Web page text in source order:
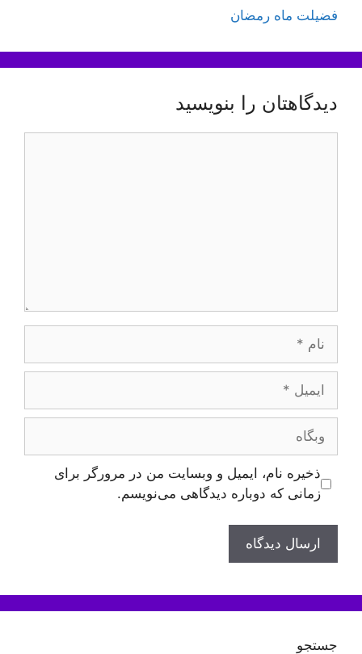
فضيلت ماه رمضان‌
دیدگاهتان را بنویسید
ایمیل
وبگاه
ذخیره نام، ایمیل و وبسایت من در مرورگر برای
زمانی که دوباره دیدگاهی می‌نویسم.
جستجو